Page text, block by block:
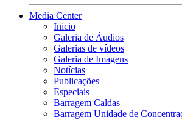
Media Center
Inicio
Galeria de Áudios
Galerias de vídeos
Galeria de Imagens
Notícias
Publicações
Especiais
Barragem Caldas
Barragem Unidade de